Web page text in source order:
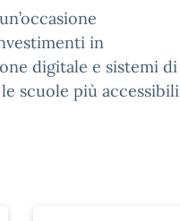
in
digitale e sistemi di
scuole più accessibili